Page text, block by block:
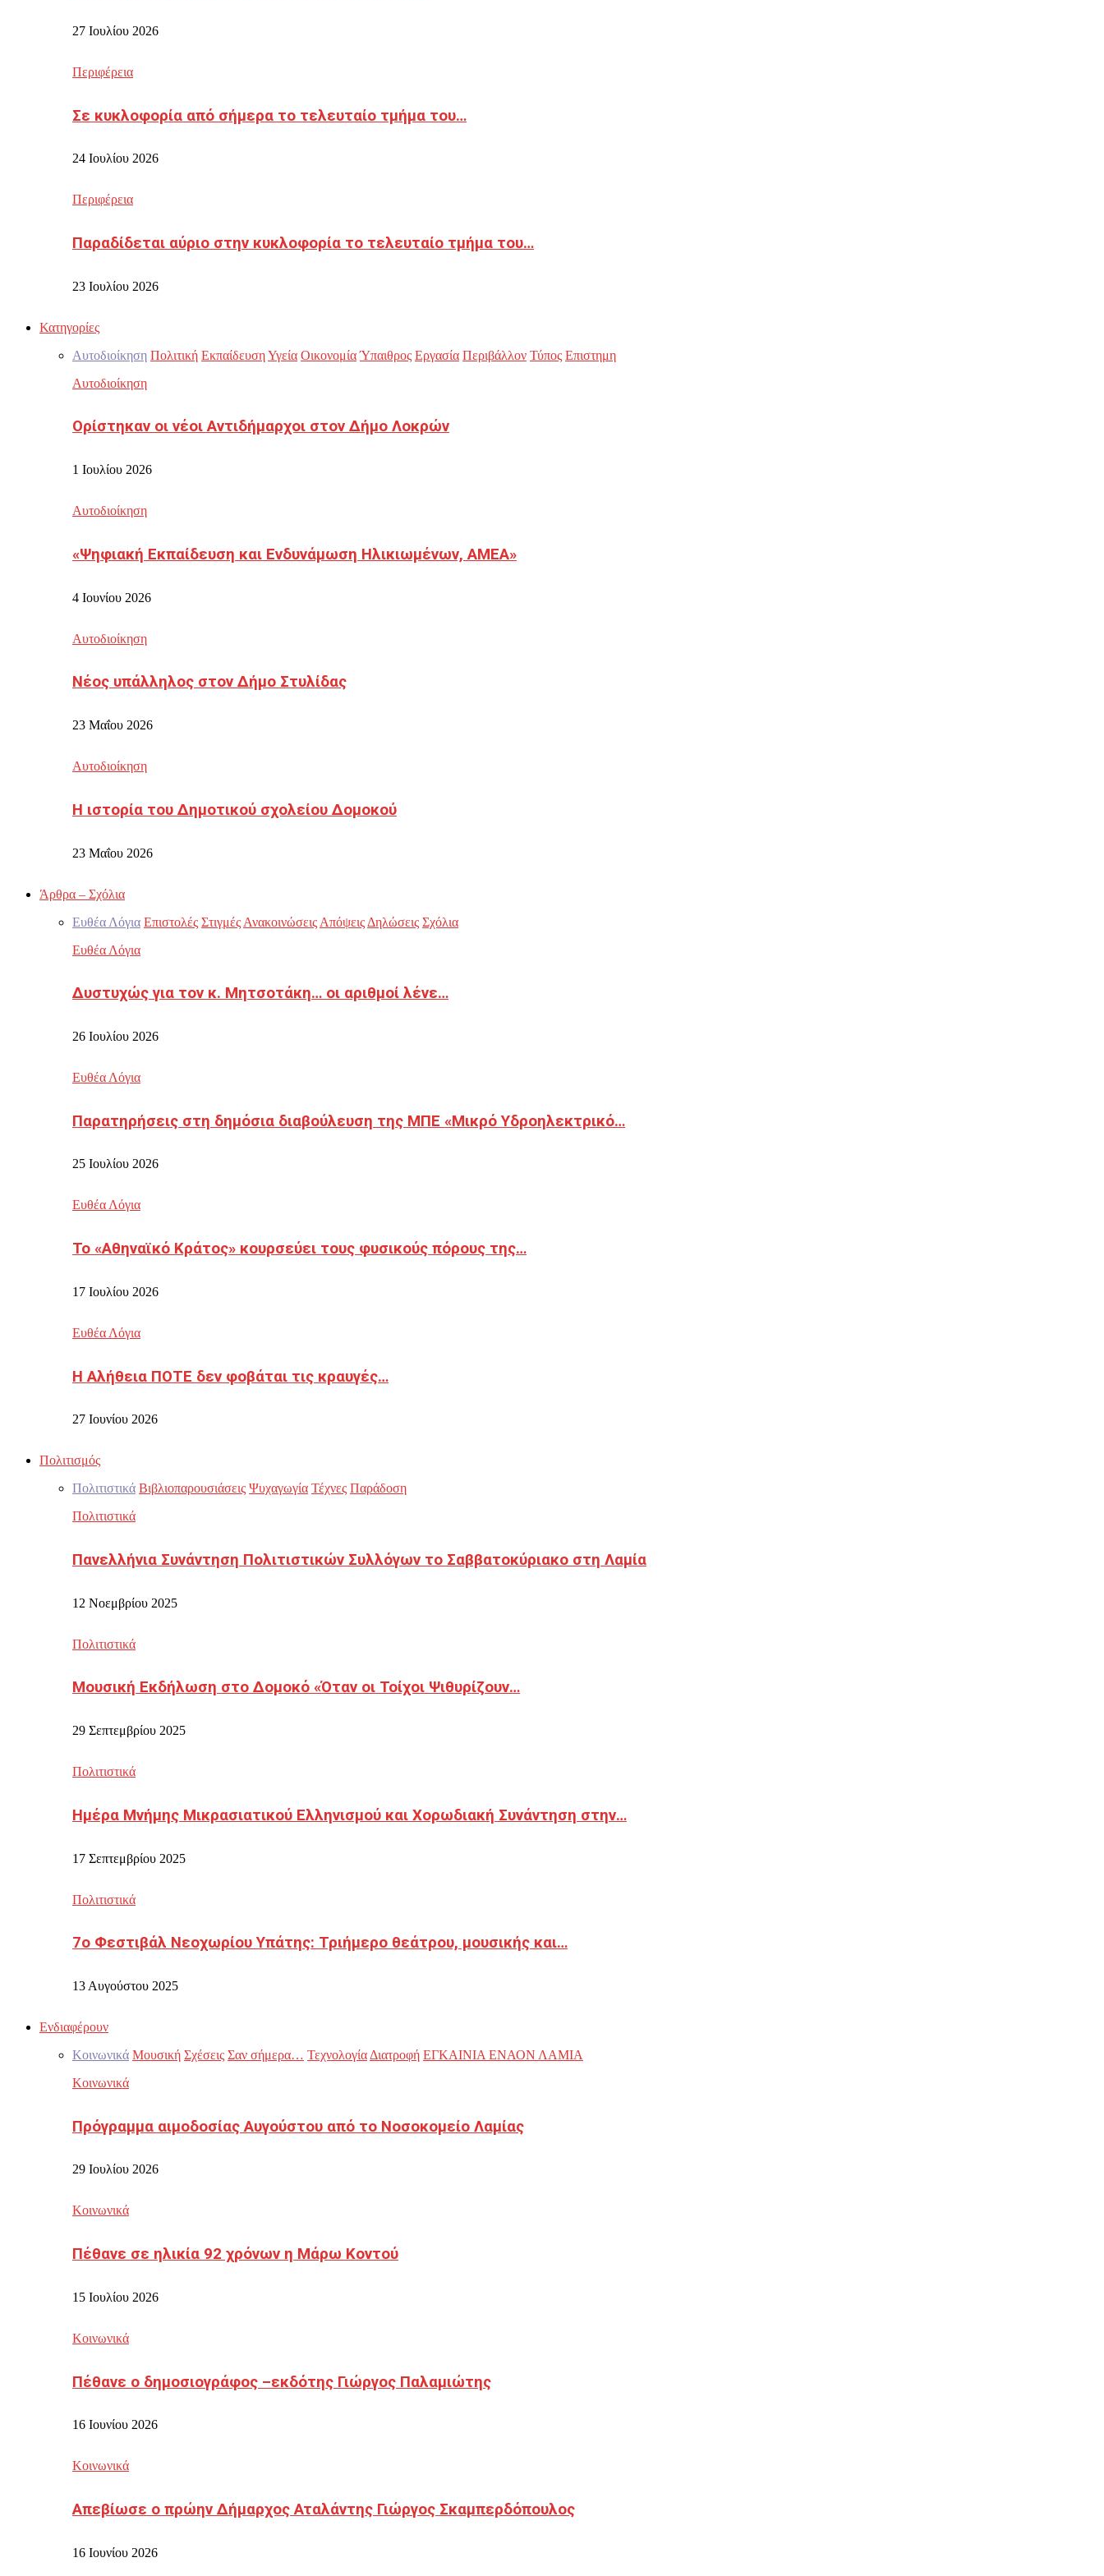
27 Ιουλίου 2026
Περιφέρεια
Σε κυκλοφορία από σήμερα το τελευταίο τμήμα του…
24 Ιουλίου 2026
Περιφέρεια
Παραδίδεται αύριο στην κυκλοφορία το τελευταίο τμήμα του…
23 Ιουλίου 2026
Κατηγορίες
Αυτοδιοίκηση Πολιτική ΕκπαίδευσηΥγεία Οικονομία Ύπαιθρος Εργασία Περιβάλλον Τύπος Επιστημη
Αυτοδιοίκηση
Ορίστηκαν οι νέοι Αντιδήμαρχοι στον Δήμο Λοκρών
1 Ιουλίου 2026
Αυτοδιοίκηση
«Ψηφιακή Εκπαίδευση και Ενδυνάμωση Ηλικιωμένων, ΑΜΕΑ»
4 Ιουνίου 2026
Αυτοδιοίκηση
Νέος υπάλληλος στον Δήμο Στυλίδας
23 Μαΐου 2026
Αυτοδιοίκηση
Η ιστορία του Δημοτικού σχολείου Δομοκού
23 Μαΐου 2026
Άρθρα – Σχόλια
Ευθέα Λόγια Επιστολές Στιγμές Ανακοινώσεις Απόψεις Δηλώσεις Σχόλια
Ευθέα Λόγια
Δυστυχώς για τον κ. Μητσοτάκη… οι αριθμοί λένε…
26 Ιουλίου 2026
Ευθέα Λόγια
Παρατηρήσεις στη δημόσια διαβούλευση της ΜΠΕ «Μικρό Υδροηλεκτρικό…
25 Ιουλίου 2026
Ευθέα Λόγια
Το «Αθηναϊκό Κράτος» κουρσεύει τους φυσικούς πόρους της…
17 Ιουλίου 2026
Ευθέα Λόγια
Η Αλήθεια ΠΟΤΕ δεν φοβάται τις κραυγές…
27 Ιουνίου 2026
Πολιτισμός
Πολιτιστικά Βιβλιοπαρουσιάσεις Ψυχαγωγία Τέχνες Παράδοση
Πολιτιστικά
Πανελλήνια Συνάντηση Πολιτιστικών Συλλόγων το Σαββατοκύριακο στη Λαμία
12 Νοεμβρίου 2025
Πολιτιστικά
Μουσική Εκδήλωση στο Δομοκό «Όταν οι Τοίχοι Ψιθυρίζουν…
29 Σεπτεμβρίου 2025
Πολιτιστικά
Ημέρα Μνήμης Μικρασιατικού Ελληνισμού και Χορωδιακή Συνάντηση στην…
17 Σεπτεμβρίου 2025
Πολιτιστικά
7ο Φεστιβάλ Νεοχωρίου Υπάτης: Τριήμερο θεάτρου, μουσικής και…
13 Αυγούστου 2025
Ενδιαφέρουν
Κοινωνικά Μουσική Σχέσεις Σαν σήμερα… Τεχνολογία Διατροφή ΕΓΚΑΙΝΙΑ ΕΝΑΟΝ ΛΑΜΙΑ
Κοινωνικά
Πρόγραμμα αιμοδοσίας Αυγούστου από το Νοσοκομείο Λαμίας
29 Ιουλίου 2026
Κοινωνικά
Πέθανε σε ηλικία 92 χρόνων η Μάρω Κοντού
15 Ιουλίου 2026
Κοινωνικά
Πέθανε ο δημοσιογράφος –εκδότης Γιώργος Παλαμιώτης
16 Ιουνίου 2026
Κοινωνικά
Απεβίωσε ο πρώην Δήμαρχος Αταλάντης Γιώργος Σκαμπερδόπουλος
16 Ιουνίου 2026